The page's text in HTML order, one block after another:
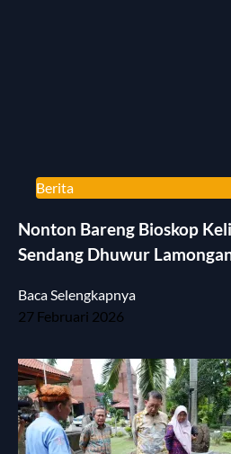
Berita
Nonton Bareng Bioskop
Sendang Dhuwur
Baca Selengkapnya
27 Februari 2026